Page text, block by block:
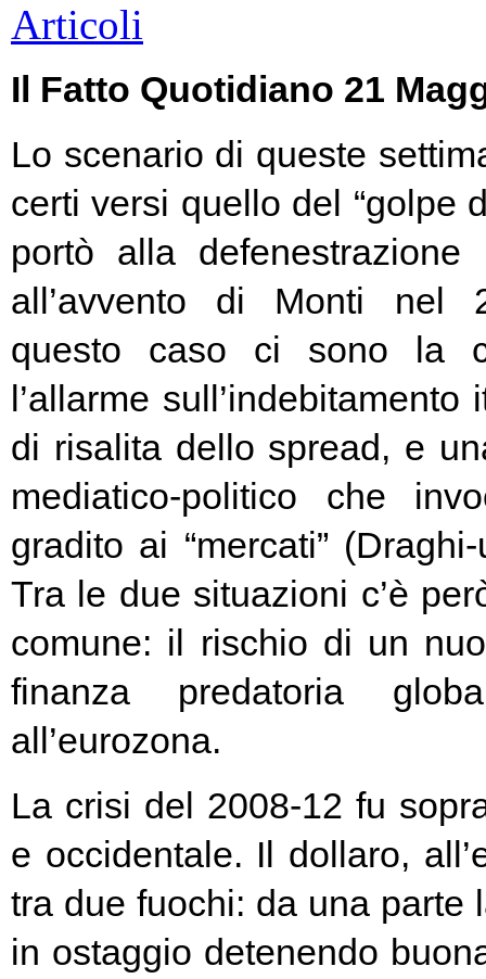
Articoli
Il Fatto Quotidiano 21
Lo scenario di queste
certi versi quello del “golpe
portò alla
all’avvento di Monti nel
questo caso ci sono la
l’allarme
di risalita dello spread, e
mediatico-politico che
gradito ai “mercati”
Tra le due situazioni c’è
comune: il rischio di un
finanza predatoria
all’eurozona.
La crisi del 2008-12 fu
e occidentale. Il dollaro,
tra due fuochi: da una parte
in ostaggio detenendo